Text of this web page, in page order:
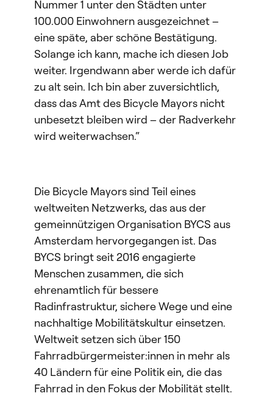
Nummer 1 unter den Städten unter
100.000 Einwohnern ausgezeichnet –
eine späte, aber schöne Bestätigung.
Solange ich kann, mache ich diesen Job
weiter. Irgendwann aber werde ich dafür
zu alt sein. Ich bin aber zuversichtlich,
dass das Amt des Bicycle Mayors nicht
unbesetzt bleiben wird – der Radverkehr
wird weiterwachsen.“
Die Bicycle Mayors sind Teil eines
weltweiten Netzwerks, das aus der
gemeinnützigen Organisation BYCS aus
Amsterdam hervorgegangen ist. Das
BYCS bringt seit 2016 engagierte
Menschen zusammen, die sich
ehrenamtlich für bessere
Radinfrastruktur, sichere Wege und eine
nachhaltige Mobilitätskultur einsetzen.
Weltweit setzen sich über 150
Fahrradbürgermeister:innen in mehr als
40 Ländern für eine Politik ein, die das
Fahrrad in den Fokus der Mobilität stellt.